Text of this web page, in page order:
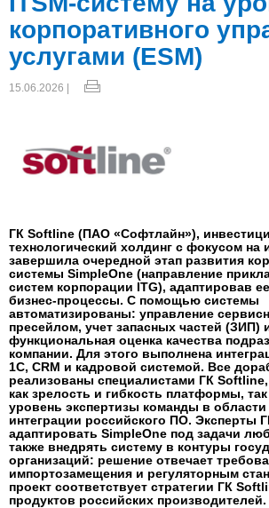
корпоративного
услугами (ESM)
15.06.2026 |
ГК Softline (ПАО «Софтлайн»),
технологический холдинг с фокусом на
завершила очередной этап развития
системы SimpleOne (направление
систем корпорации ITG), адаптировав
бизнес-процессы. С помощью системы
автоматизированы: управление
пресейлом, учет запасных частей (ЗИП)
функциональная оценка качества
компании. Для этого выполнена
1С, CRM и кадровой системой. Все
реализованы специалистами ГК
как зрелость и гибкость платформы,
уровень экспертизы команды в области
интеграции российского ПО. Эксперты
адаптировать SimpleOne под задачи
также внедрять систему в контуры
организаций: решение отвечает
импортозамещения и регуляторным
проект соответствует стратегии ГК
продуктов российских производителей.